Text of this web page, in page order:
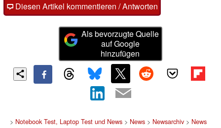
Diesen Artikel kommentieren / Antworten
Als bevorzugte Quelle
auf Google
hinzufügen
> Notebook Test, Laptop Test und News> News> Newsarchiv> News